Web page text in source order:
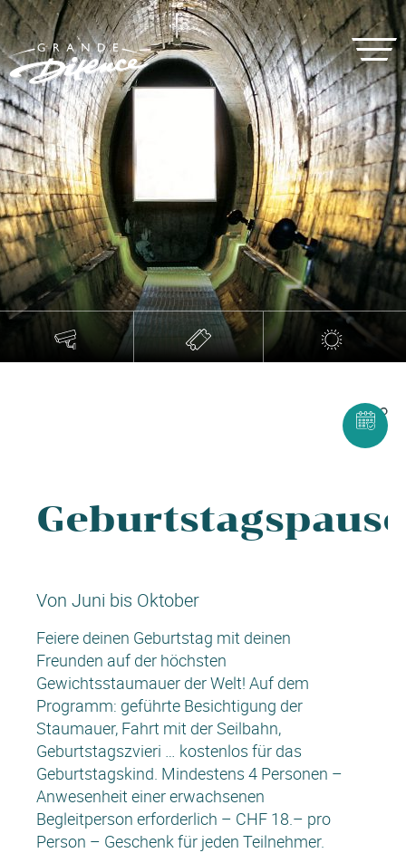
Von Juni bis Oktober
Feiere deinen Geburtstag mit deinen
Freunden auf der höchsten
Gewichtsstaumauer der Welt! Auf dem
Programm: geführte Besichtigung der
Staumauer, Fahrt mit der Seilbahn,
Geburtstagszvieri … kostenlos für das
Geburtstagskind. Mindestens 4 Personen –
Anwesenheit einer erwachsenen
Begleitperson erforderlich – CHF 18.– pro
Person – Geschenk für jeden Teilnehmer.